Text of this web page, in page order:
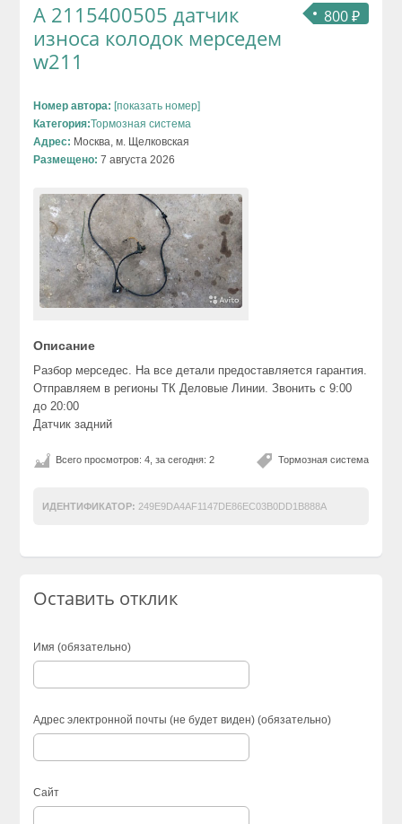
800 ₽
А 2115400505 датчик
износа колодок мерседем
w211
Номер автора: [показать номер]
Категория:Тормозная система
Адрес: Москва, м. Щелковская
Размещено: 7 августа 2026
Описание
Разбор мерседес. На все детали предоставляется гарантия.
Отправляем в регионы ТК Деловые Линии. Звонить с 9:00
до 20:00
Датчик задний
Тормозная система
Всего просмотров: 4, за сегодня: 2
ИДЕНТИФИКАТОР: 249E9DA4AF1147DE86EC03B0DD1B888A
Оставить отклик
Имя (обязательно)
Адрес электронной почты (не будет виден) (обязательно)
Сайт